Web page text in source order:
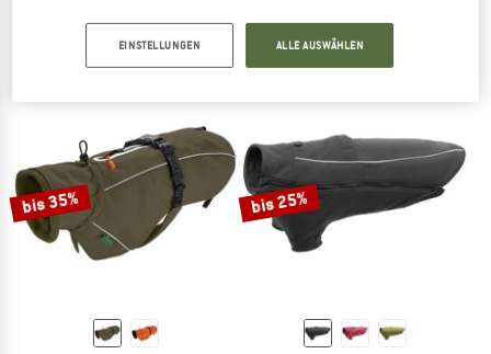
74,95 €
bis 35% bis 25%
EINSTELLUNGEN ALLE AUSWÄHLEN